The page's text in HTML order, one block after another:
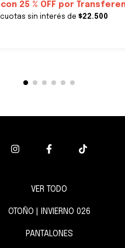
con 25 % OFF por
cuotas sin interés de $22.500
VER TODO
OTOÑO | INVIERNO 026
PANTALONES